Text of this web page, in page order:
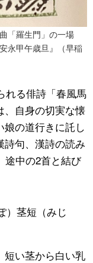
「羅生門」の一場
永甲午歳旦』（早稲
れる俳詩「春風馬
、自身の切実な懐
の道行きに託し
詩句、漢詩の読み
途中の2首と結び
）茎短（みじ
短い茎から白い乳